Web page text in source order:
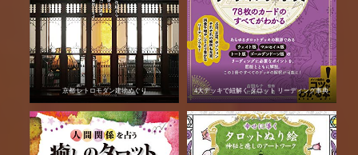
京都 レトロモダン建物めぐり 4大デッキで紐解く タロット リーディング事典